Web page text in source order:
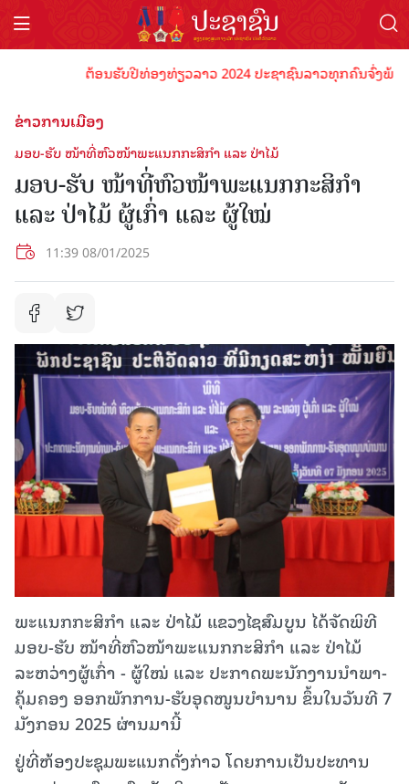
ຕ້ອນຮັບປີທ່ອງທ່ຽວລາວ 2024 ປະຊາຊົນລາວທຸກຄົນຈົ່ງພ້ອ
ຂ່າວການເມືອງ
ມອບ-ຮັບ ໜ້າທີ່ຫົວໜ້າພະແນກກະສິກຳ ແລະ ປ່າໄມ້
ມອບ-ຮັບ ໜ້າທີ່ຫົວໜ້າພະແນກກະສິກຳ
ແລະ ປ່າໄມ້ ຜູ້ເກົ່າ ແລະ ຜູ້ໃໝ່
11:39 08/01/2025
ພະແນກກະສິກຳ ແລະ ປ່າໄມ້ ແຂວງໄຊສົມບູນ ໄດ້ຈັດພິທີ
ມອບ-ຮັບ ໜ້າທີ່ຫົວໜ້າພະແນກກະສິກຳ ແລະ ປ່າໄມ້
ລະຫວ່າງຜູ້ເກົ່າ - ຜູ້ໃໝ່ ແລະ ປະກາດພະນັກງານນໍາພາ-
ຄຸ້ມຄອງ ອອກພັກການ-ຮັບອຸດໜູນບຳນານ ຂຶ້ນໃນວັນທີ 7
ມັງກອນ 2025 ຜ່ານມານີ້
ຢູ່ທີ່ຫ້ອງປະຊຸມພະແນກດັ່ງກ່າວ ໂດຍການເປັນປະທານ